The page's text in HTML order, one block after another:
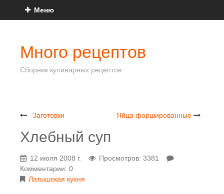
Меню
Много рецептов
Сборник кулинарных рецептов
Заготовки Яйца фаршированные
Хлебный суп
12 июля 2008 г.
Просмотров: 3381
Комментарии: 0
Латышская кухня